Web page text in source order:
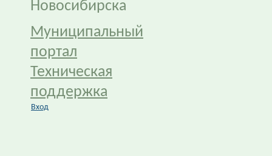
Новосибирска
Муниципальный
портал
Техническая
поддержка
Вход